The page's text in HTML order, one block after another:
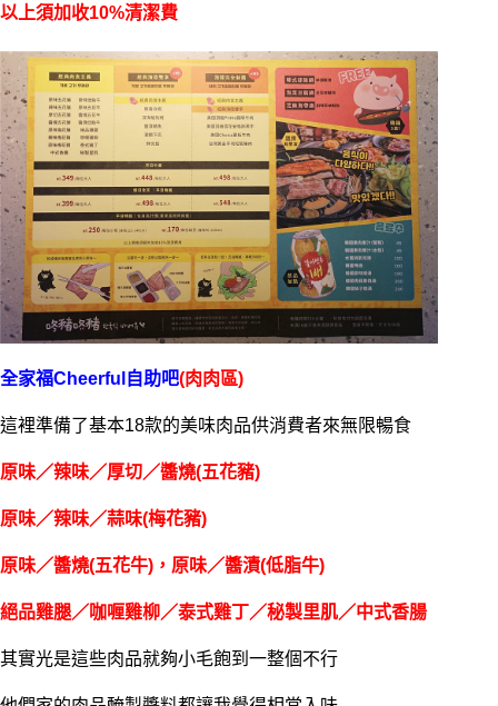
以上須加收10%清潔費
全家福Cheerful自助吧(肉肉區)
這裡準備了基本18款的美味肉品供消費者來無限暢食
原味／辣味／厚切／醬燒(五花豬)
原味／辣味／蒜味(梅花豬)
原味／醬燒(五花牛)，原味／醬漬(低脂牛)
絕品雞腿／咖喱雞柳／泰式雞丁／秘製里肌／中式香腸
其實光是這些肉品就夠小毛飽到一整個不行